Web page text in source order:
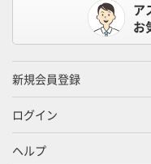
ア
お
新規会員登録
ログイン
ヘルプ